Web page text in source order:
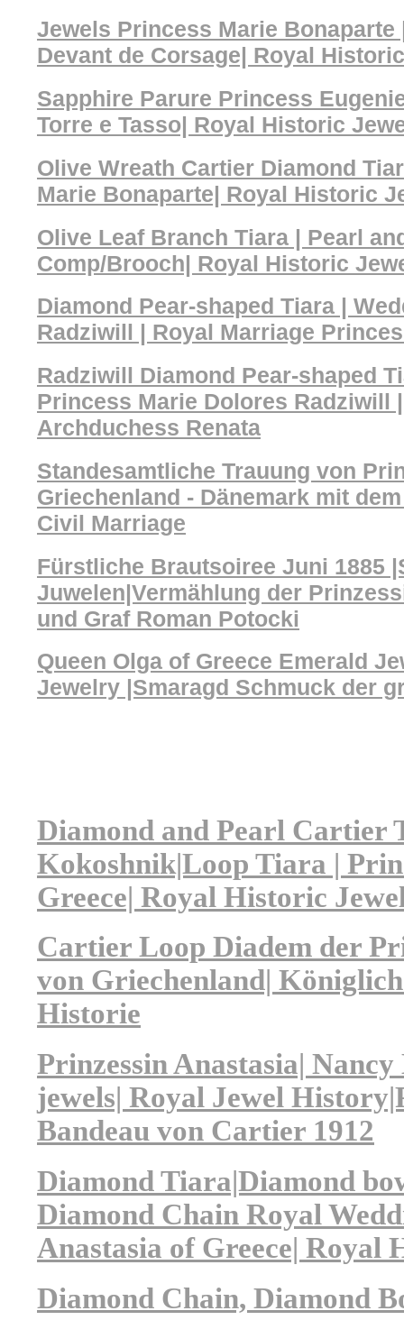
Jewels Princess Marie Bonaparte
Devant de Corsage| Royal
Sapphire Parure Princess
Torre e Tasso| Royal Historic
Olive Wreath Cartier Diamond
Marie Bonaparte| Royal Historic
Olive Leaf Branch Tiara | Pearl
Comp/Brooch| Royal Historic
Diamond Pear-shaped Tiara |
Radziwill | Royal Marriage
Radziwill Diamond Pear-shaped
Princess Marie Dolores Radziwill
Archduchess Renata
Standesamtliche Trauung von
Griechenland - Dänemark mit
Civil Marriage
Fürstliche Brautsoiree Juni 1885
Juwelen|Vermählung der
und Graf Roman Potocki
Queen Olga of Greece Emerald
Jewelry |Smaragd Schmuck der
Diamond and Pearl Cartier
Kokoshnik|Loop Tiara |
Greece| Royal Historic
Cartier Loop Diadem der
von Griechenland|
Historie
Prinzessin Anastasia| Nancy
jewels| Royal Jewel
Bandeau von Cartier 1912
Diamond Tiara|Diamond
Diamond Chain Royal
Anastasia of Greece| Royal
Diamond Chain, Diamond